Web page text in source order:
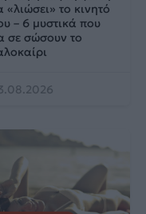
«λιώσει» το κινητό
– 6 μυστικά που
σε σώσουν το